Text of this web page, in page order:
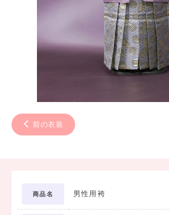
前の衣装
商品名 男性用袴